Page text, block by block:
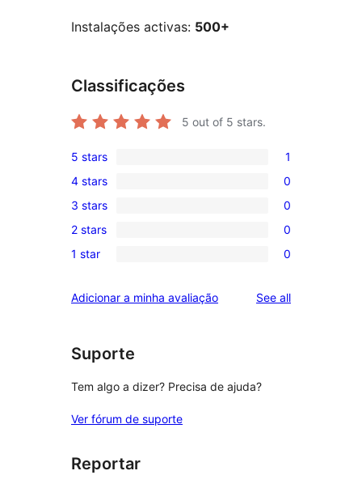
Instalações activas: 500+
Classificações
5 out of 5 stars.
1
5-
star
review
5 stars 1
0
4-
star
reviews
4 stars 0
0
3-
star
3 stars 0
0
2-
reviews
2 stars 0
0
star
1 star 0
Adicionar a minha avaliação See allreviews
Suporte
Tem algo a dizer? Precisa de ajuda?
Ver fórum de suporte
Reportar